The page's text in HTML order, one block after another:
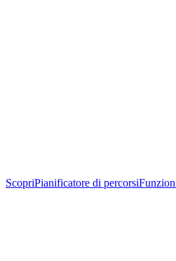
ScopriPianificatore di percorsi